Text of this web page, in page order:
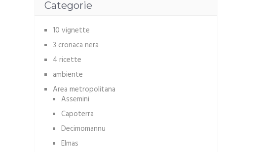
Categorie
10 vignette
3 cronaca nera
4 ricette
ambiente
Area metropolitana
Assemini
Capoterra
Decimomannu
Elmas